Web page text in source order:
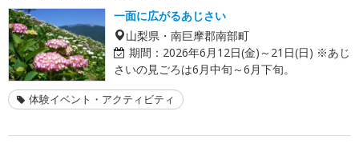
一面に広がるあじさい
山梨県・南巨摩郡南部町
期間： 2026年6月12日(金)～21日(日) ※あじ
さいの見ごろは6月中旬～6月下旬。
体験イベント・アクティビティ